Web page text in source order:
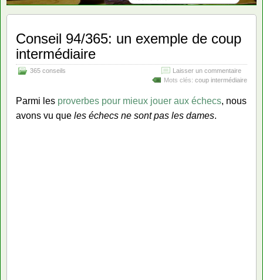
Conseil 94/365: un exemple de coup
intermédiaire
365 conseils
Laisser un commentaire
Mots clés: coup intermédiaire
Parmi les proverbes pour mieux jouer aux échecs, nous
avons vu que les échecs ne sont pas les dames.